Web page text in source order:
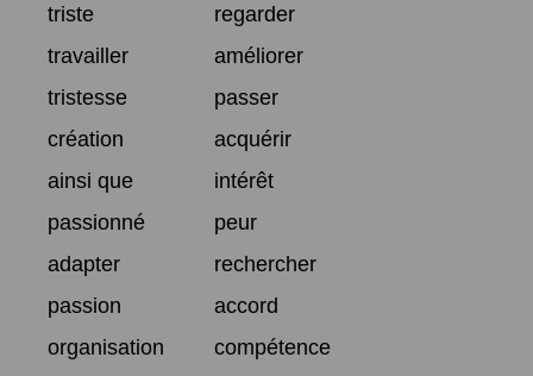
triste
regarder
travailler
améliorer
tristesse
passer
création
acquérir
ainsi que
intérêt
passionné
peur
adapter
rechercher
passion
accord
organisation
compétence